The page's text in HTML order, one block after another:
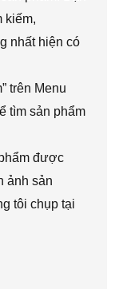
kiếm,
nhất hiện có
trên Menu
tìm sản phẩm
được
ảnh sản
tôi chụp tại